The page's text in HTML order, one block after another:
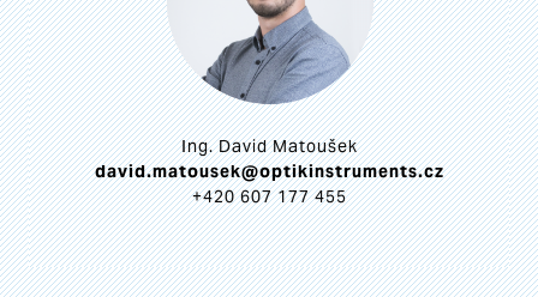
Ing. David Matoušek
david.matousek@optikinstruments.cz
+420 607 177 455